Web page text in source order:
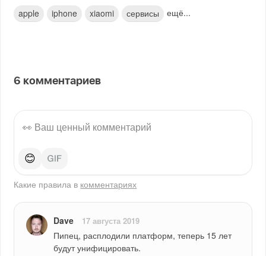
apple iphone xiaomi сервисы ещё...
6 комментариев
😊
Какие правила в комментариях
Dave 17 августа 2019
Пипец, расплодили платформ, теперь 15 лет
будут унифицировать.